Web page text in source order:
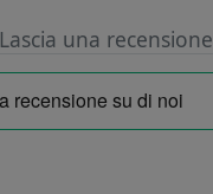
Lascia una recensione